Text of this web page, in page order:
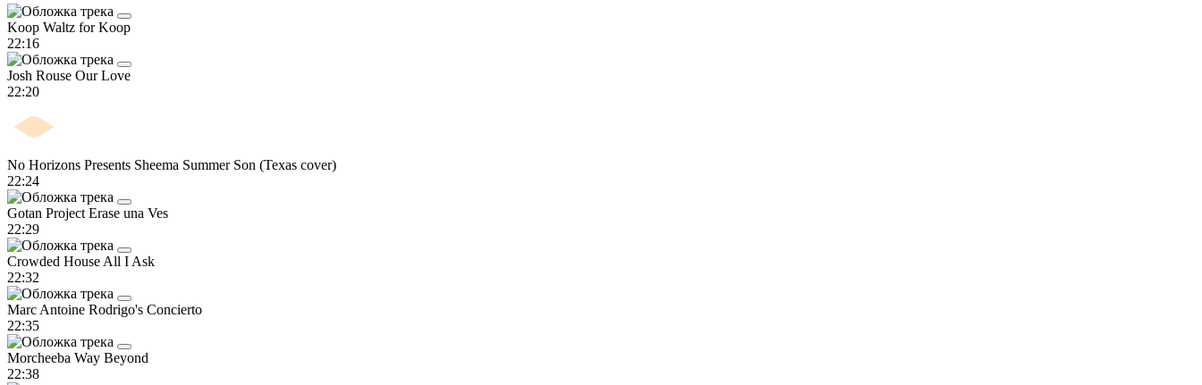
Koop Waltz for Koop
22:16
Josh Rouse Our Love
22:20
No Horizons Presents Sheema Summer Son (Texas cover)
22:24
Gotan Project Erase una Ves
22:29
Crowded House All I Ask
22:32
Marc Antoine Rodrigo's Concierto
22:35
Morcheeba Way Beyond
22:38